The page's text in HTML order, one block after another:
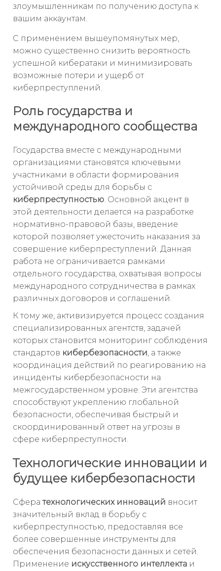
злоумышленникам по получению доступа к
вашим аккаунтам.
С применением вышеупомянутых мер,
можно существенно снизить вероятность
успешной кибератаки и минимизировать
возможные потери и ущерб от
киберпреступлений.
Роль государства и
международного сообщества
Государства вместе с международными
организациями становятся ключевыми
участниками в области формирования
устойчивой среды для борьбы с
киберпреступностью. Основной акцент в
этой деятельности делается на разработке
нормативно-правовой базы, введение
которой позволяет ужесточить наказания за
совершение киберпреступлений. Данная
работа не ограничивается рамками
отдельного государства, охватывая вопросы
международного сотрудничества в рамках
различных договоров и соглашений.
К тому же, активизируется процесс создания
специализированных агентств, задачей
которых становится мониторинг соблюдения
стандартов кибербезопасности, а также
координация действий по реагированию на
инциденты кибербезопасности на
межгосударственном уровне. Эти агентства
способствуют укреплению глобальной
безопасности, обеспечивая быстрый и
скоординированный ответ на угрозы в
сфере киберпреступности.
Технологические инновации и
будущее кибербезопасности
Сфератехнологических инноваций вносит
значительный вклад в борьбу с
киберпреступностью, предоставляя все
более совершенные инструменты для
обеспечения безопасности данных и сетей.
Применение искусственного интеллекта и